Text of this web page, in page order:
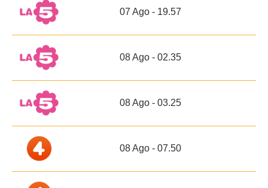
07 Ago - 19.57
08 Ago - 02.35
08 Ago - 03.25
08 Ago - 07.50